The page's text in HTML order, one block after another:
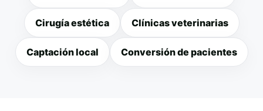
Cirugía estética Clínicas veterinarias
Captación local Conversión de pacientes